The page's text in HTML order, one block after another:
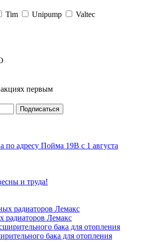
Tim Unipump
Valtec
первым
по адресу Пойма 19В с 1 августа
и труда!
радиаторов Лемакс
бака для отопления